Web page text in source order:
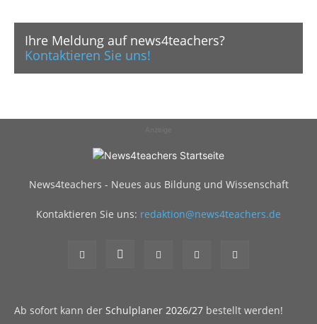
Ihre Meldung auf news4teachers?
Kontaktieren Sie uns!
News4teachers - Neues aus Bildung und Wissenschaft
Kontaktieren Sie uns: redaktion@news4teachers.de
Ab sofort kann der Schulplaner 2026/27 bestellt werden!